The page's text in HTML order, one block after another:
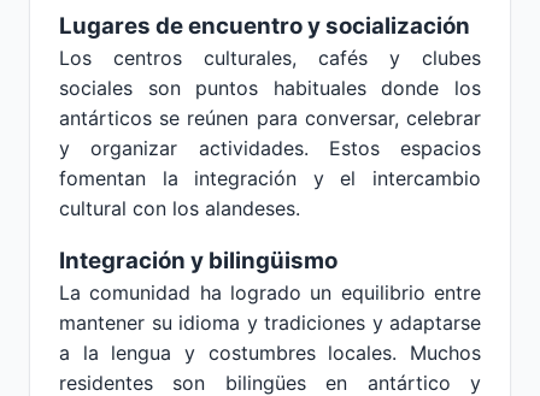
Lugares de encuentro y socialización
Los centros culturales, cafés y clubes
sociales son puntos habituales donde los
antárticos se reúnen para conversar, celebrar
y organizar actividades. Estos espacios
fomentan la integración y el intercambio
cultural con los alandeses.
Integración y bilingüismo
La comunidad ha logrado un equilibrio entre
mantener su idioma y tradiciones y adaptarse
a la lengua y costumbres locales. Muchos
residentes son bilingües en antártico y